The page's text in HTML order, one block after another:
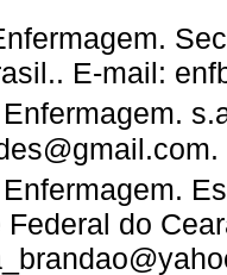
E-mail:
Federal do